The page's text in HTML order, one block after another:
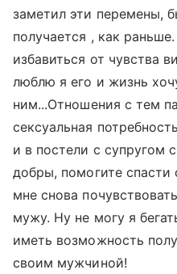
заметил эти перемены,
получается , как
избавиться от чувства
люблю я его и жизнь
ним...Отношения с тем
сексуальная
и в постели с супругом
добры, помогите
мне снова
мужу. Ну не могу я
иметь возможность
своим мужчиной!